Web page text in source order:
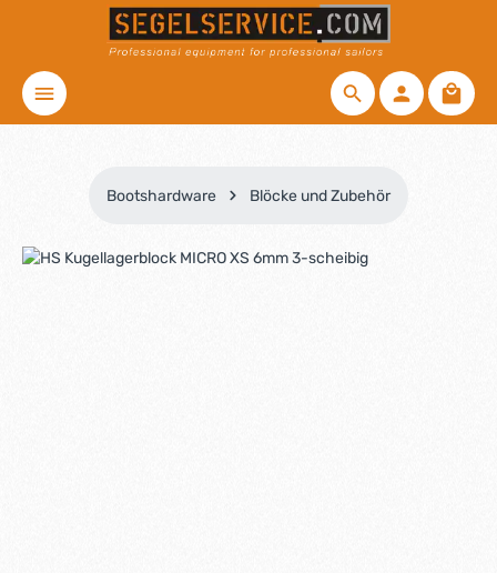
Zum Hauptinhalt springen
Bootshardware Blöcke und Zubehör
Bildergalerie überspringen